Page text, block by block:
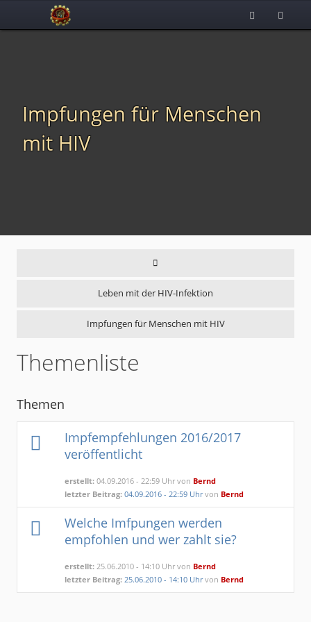
Impfungen für Menschen
mit HIV
Leben mit der HIV-Infektion
Impfungen für Menschen mit HIV
Themenliste
Themen
Impfempfehlungen 2016/2017
veröffentlicht
erstellt: 04.09.2016 - 22:59 Uhr von Bernd
letzter Beitrag: 04.09.2016 - 22:59 Uhrvon Bernd
Welche Imfpungen werden
empfohlen und wer zahlt sie?
erstellt: 25.06.2010 - 14:10 Uhr von Bernd
letzter Beitrag: 25.06.2010 - 14:10 Uhrvon Bernd